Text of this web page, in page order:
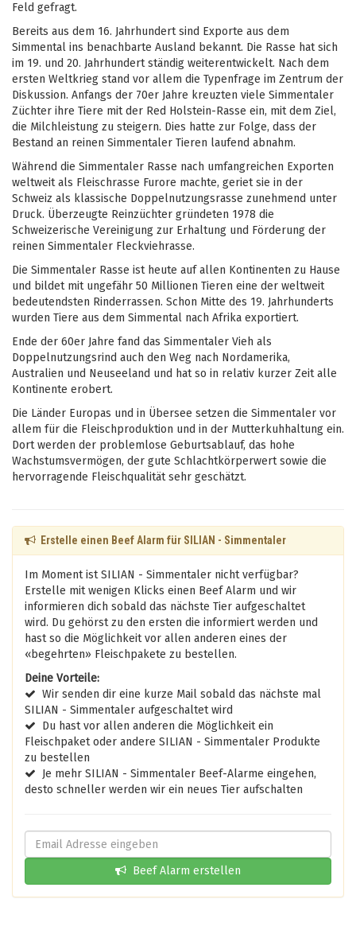
Feld gefragt.
Bereits aus dem 16. Jahrhundert sind Exporte aus dem
Simmental ins benachbarte Ausland bekannt. Die Rasse hat sich
im 19. und 20. Jahrhundert ständig weiterentwickelt. Nach dem
ersten Weltkrieg stand vor allem die Typenfrage im Zentrum der
Diskussion. Anfangs der 70er Jahre kreuzten viele Simmentaler
Züchter ihre Tiere mit der Red Holstein-Rasse ein, mit dem Ziel,
die Milchleistung zu steigern. Dies hatte zur Folge, dass der
Bestand an reinen Simmentaler Tieren laufend abnahm.
Während die Simmentaler Rasse nach umfangreichen Exporten
weltweit als Fleischrasse Furore machte, geriet sie in der
Schweiz als klassische Doppelnutzungsrasse zunehmend unter
Druck. Überzeugte Reinzüchter gründeten 1978 die
Schweizerische Vereinigung zur Erhaltung und Förderung der
reinen Simmentaler Fleckviehrasse.
Die Simmentaler Rasse ist heute auf allen Kontinenten zu Hause
und bildet mit ungefähr 50 Millionen Tieren eine der weltweit
bedeutendsten Rinderrassen. Schon Mitte des 19. Jahrhunderts
wurden Tiere aus dem Simmental nach Afrika exportiert.
Ende der 60er Jahre fand das Simmentaler Vieh als
Doppelnutzungsrind auch den Weg nach Nordamerika,
Australien und Neuseeland und hat so in relativ kurzer Zeit alle
Kontinente erobert.
Die Länder Europas und in Übersee setzen die Simmentaler vor
allem für die Fleischproduktion und in der Mutterkuhhaltung ein.
Dort werden der problemlose Geburtsablauf, das hohe
Wachstumsvermögen, der gute Schlachtkörperwert sowie die
hervorragende Fleischqualität sehr geschätzt.
Erstelle einen Beef Alarm für SILIAN - Simmentaler
Im Moment ist SILIAN - Simmentaler nicht verfügbar?
Erstelle mit wenigen Klicks einen Beef Alarm und wir
informieren dich sobald das nächste Tier aufgeschaltet
wird. Du gehörst zu den ersten die informiert werden und
hast so die Möglichkeit vor allen anderen eines der
«begehrten» Fleischpakete zu bestellen.
Deine Vorteile:
Wir senden dir eine kurze Mail sobald das nächste mal
SILIAN - Simmentaler aufgeschaltet wird
Du hast vor allen anderen die Möglichkeit ein
Fleischpaket oder andere SILIAN - Simmentaler Produkte
zu bestellen
Je mehr SILIAN - Simmentaler Beef-Alarme eingehen,
desto schneller werden wir ein neues Tier aufschalten
Beef Alarm erstellen